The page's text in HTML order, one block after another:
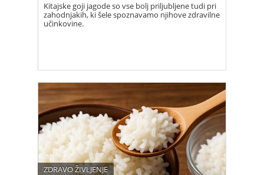
Kitajske goji jagode so vse bolj priljubljene tudi pri
zahodnjakih, ki šele spoznavamo njihove zdravilne
učinkovine.
ZDRAVO ŽIVLJENJE